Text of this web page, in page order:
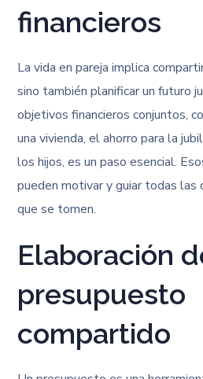
financieros
La vida en pareja implica
sino también planificar un futuro
objetivos financieros conjuntos,
una vivienda, el ahorro para la
los hijos, es un paso esencial.
pueden motivar y guiar todas las
que se tomen.
Elaboración
presupuesto
compartido